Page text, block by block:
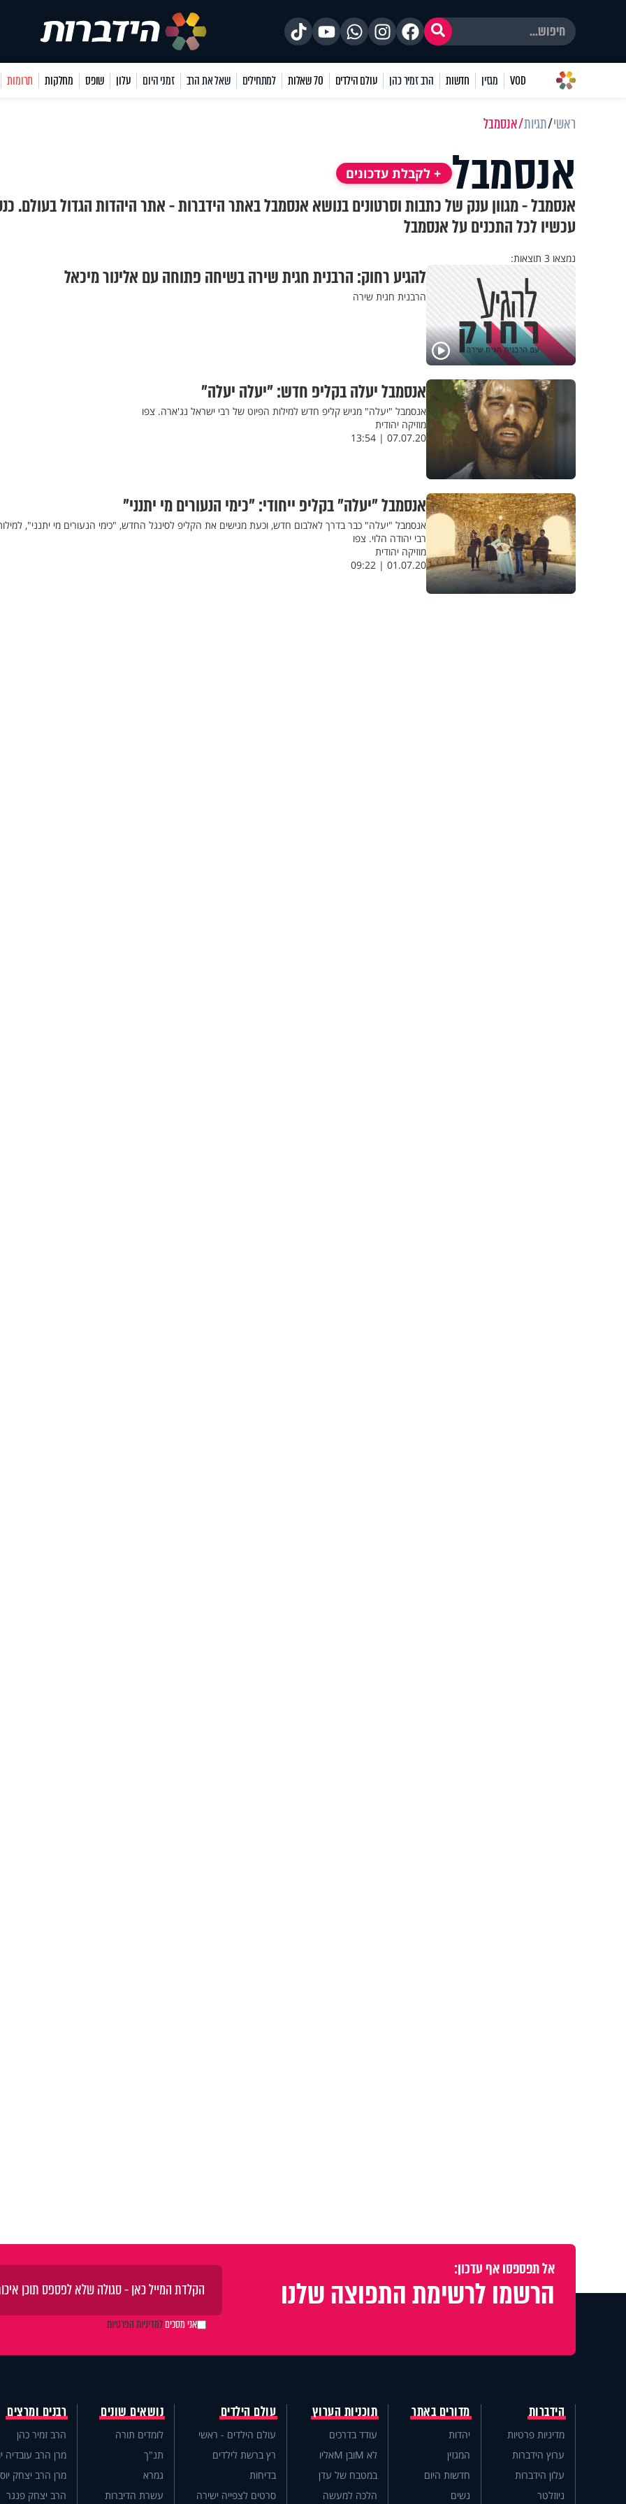
VOD מגזין חדשות הרב זמיר כהן עולם הילדים 70 שאלות למתחילים שאל את הרב זמני היום עלון שופס מחלקות תרומות
ראשי תגיות אנסמבל
אנסמבל + לקבלת עדכונים
אנסמבל - מגוון ענק של כתבות וסרטונים בנושא אנסמבל באתר הידברות - אתר היהדות הגדול בעולם.
עכשיו לכל התכנים על אנסמבל
נמצאו 3 תוצאות:
להגיע רחוק: הרבנית חגית שירה בשיחה פתוחה עם אלינור מיכאל
הרבנית חגית שירה
אנסמבל יעלה בקליפ חדש: "יעלה יעלה"
אנסמבל "יעלה" מגיש קליפ חדש למילות הפיוט של רבי ישראל נג'ארה. צפו
מוזיקה יהודית
07.07.20 | 13:54
אנסמבל "יעלה" בקליפ ייחודי: "כימי הנעורים מי יתנני"
אנסמבל "יעלה" כבר בדרך לאלבום חדש, וכעת מגישים את הקליפ לסינגל החדש, "כימי הנעורים מי יתנני",
רבי יהודה הלוי. צפו
מוזיקה יהודית
01.07.20 | 09:22
אל תפספסו אף עדכון:
הרשמו לרשימת התפוצה שלנו
אני מסכיםלמדיניות הפרטיות
הידברות
מדיניות פרטיות
ערוץ הידברות
עלון הידברות
ניוזלטר
מדורים באתר
יהדות
המגזין
חדשות היום
נשים
תוכניות הערוץ
עודד בדרכים
לא Mובן Mאליו
במטבח של עדן
הלכה למעשה
עולם הילדים
עולם הילדים - ראשי
רץ ברשת לילדים
בדיחות
סרטים לצפייה ישירה
נושאים שונים
לומדים תורה
תנ"ך
גמרא
עשרת הדיברות
רבנים ומרצים
הרב זמיר כהן
מרן הרב עובדיה
מרן הרב יצחק
הרב יצחק פנגר